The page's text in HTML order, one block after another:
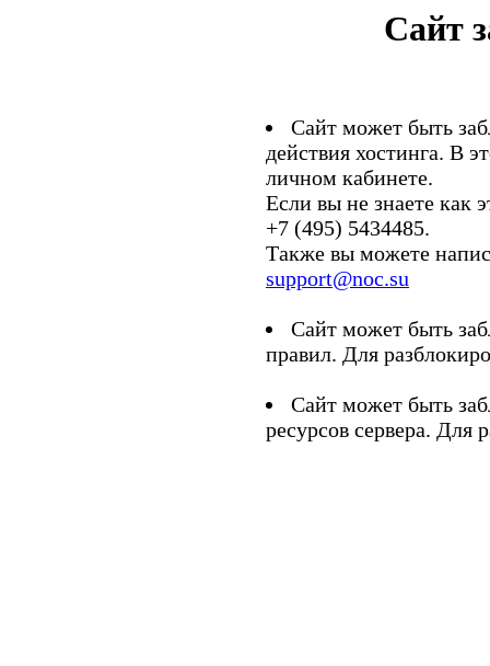
Сайт
Сайт может быть
действия хостинга. В
личном кабинете.
Если вы не знаете как
+7 (495) 5434485.
Также вы можете
support@noc.su
Сайт может быть
правил. Для
Сайт может быть
ресурсов сервера. Для